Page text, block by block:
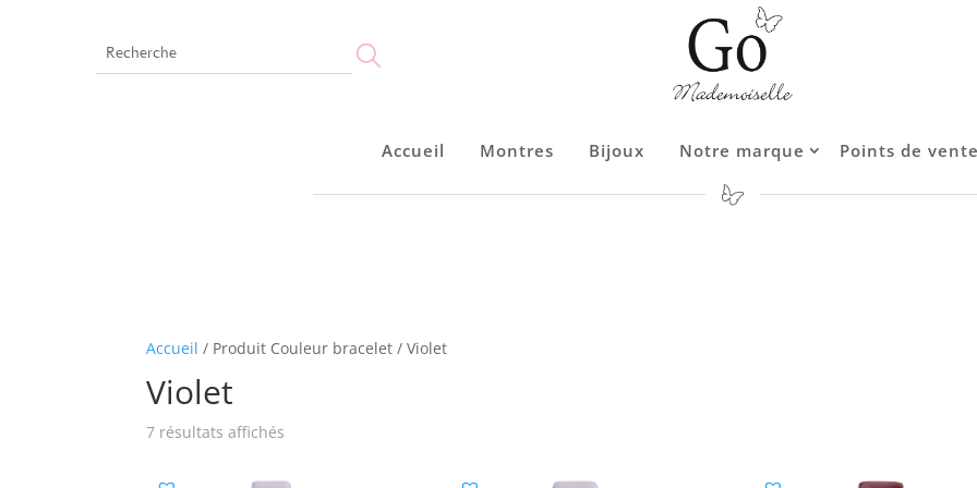
Accueil Montres Bijoux Notre marque Points de vente
Accueil Montres Bijoux Notre marque Points de vente
Accueil / Produit Couleur bracelet / Violet
Violet
7 résultats affichés